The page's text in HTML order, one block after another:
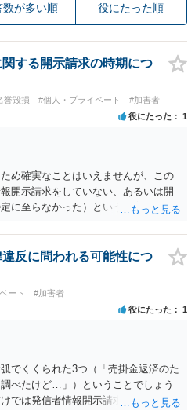
数が多い順 役にたった順
する開示請求の時期につ
誉毀損 #個人・プライベート #加害者
役にたった 1
め確実なことはいえませんが、この
開示請求をしていない、あるいは開
に至らなかった）という事案が比較
。
反に問われる可能性につ
ート #加害者
役にたった 1
でくくられた3つ（「売掛金返済のた
べたけど…」）ということでしょう
では発信者情報開示請求が認められ